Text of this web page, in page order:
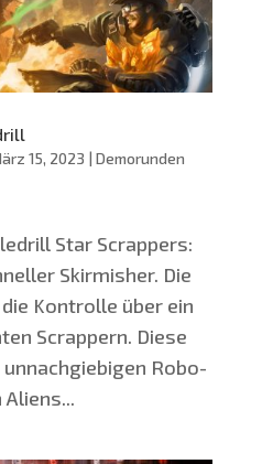
15, 2023 | Demorunden
Star Scrap­pers:
Skir­mis­her. Die
Kon­trol­le über ein
Scrap­pern. Die­se
Robo­